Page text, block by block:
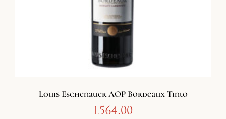
Louis Eschenauer AOP Bordeaux Tinto
L564.00